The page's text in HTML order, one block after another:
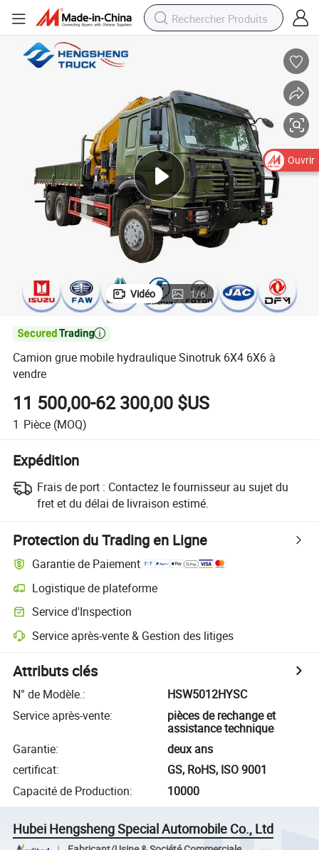
Vidéo 1/6

Camion grue mobile hydraulique Sinotruk 6X4 6X6 à
vendre
11 500,00-62 300,00 $US
1 Pièce (MOQ)
Expédition
Frais de port : Contactez le fournisseur au sujet du
fret et du délai de livraison estimé.
Protection du Trading en Ligne
Garantie de Paiement
Logistique de plateforme
Service d'Inspection
Service après-vente & Gestion des litiges
Attributs clés
N° de Modèle.:
HSW5012HYSC
Service après-vente:
pièces de rechange et
assistance technique
Garantie:
deux ans
certificat:
GS, RoHS, ISO 9001
Capacité de Production: 10000
Hubei Hengsheng Special Automobile Co., Ltd
Ouvrir